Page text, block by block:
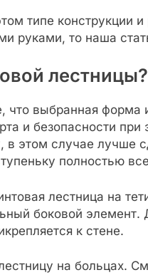
типе конструкции и
руками, то наша
лестницы?
что выбранная форма
и безопасности при
в этом случае лучше
полностью
лестница на
боковой элемент.
к стене.
на больцах.